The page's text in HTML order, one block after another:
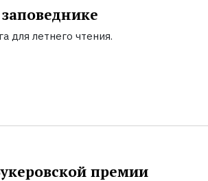
для летнего чтения.
премии